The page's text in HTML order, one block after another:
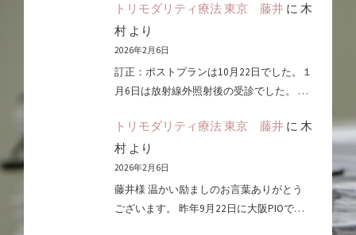
トリモダリティ療法 東京 藤井に 木
村より
2026年2月6日
訂正：ポストプランは10月22日でした。１
月6日は放射線外照射後の受診でした。 …
トリモダリティ療法 東京 藤井に 木
村より
2026年2月6日
藤井様 温かい励ましのお言葉ありがとう
ございます。 昨年9月22日に大阪PIOで…